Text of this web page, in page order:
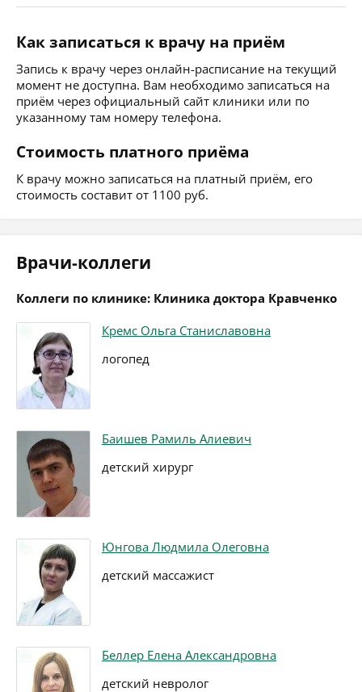
Как записаться к врачу на приём
Запись к врачу через онлайн-расписание на текущий
момент не доступна. Вам необходимо записаться на
приём через официальный сайт клиники или по
указанному там номеру телефона.
Стоимость платного приёма
К врачу можно записаться на платный приём, его
стоимость составит от 1100 руб.
Врачи-коллеги
Коллеги по клинике: Клиника доктора Кравченко
Кремс Ольга Станиславовна
логопед
Баишев Рамиль Алиевич
детский хирург
Юнгова Людмила Олеговна
детский массажист
Беллер Елена Александровна
детский невролог